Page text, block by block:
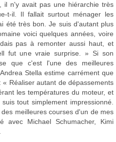
il n'y avait pas une hiérarchie très
t-il. Il fallait surtout ménager les
été très bon. Je suis d'autant plus
voici quelques années, voire
pas à remonter aussi haut, et
fut une vraie surprise. » Si son
que c'est l'une des meilleures
Stella estime carrément que
Réaliser autant de dépassements
les températures du moteur, et
tout simplement impressionné.
meilleures courses d'un de mes
Michael Schumacher, Kimi